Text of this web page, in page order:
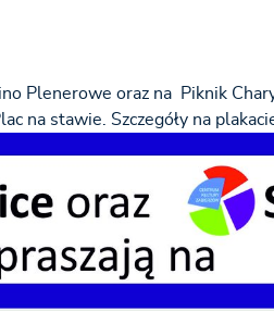
Plenerowe oraz na Piknik
na stawie. Szczegóły na